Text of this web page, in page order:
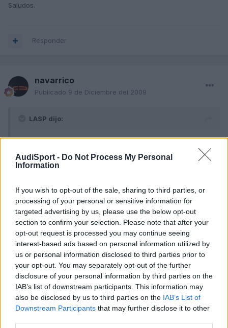
AudiSport - Do Not Process My Personal
Information
If you wish to opt-out of the sale, sharing to third parties, or
processing of your personal or sensitive information for
targeted advertising by us, please use the below opt-out
section to confirm your selection. Please note that after your
opt-out request is processed you may continue seeing
interest-based ads based on personal information utilized by
us or personal information disclosed to third parties prior to
your opt-out. You may separately opt-out of the further
disclosure of your personal information by third parties on the
IAB’s list of downstream participants. This information may
also be disclosed by us to third parties on the IAB’s List of
Downstream Participants that may further disclose it to other
Saludos.
Responder
navarrico
Publicado 9 de Diciembre del 2009
LASP dijo:
Hola, siento deciros a los dos que si os funciona asi
El mio tiene sensor de lluvia, y de hecho siempre le llevo en
cantidad de lluvia, un solo barrido ó de continuo, bien
despadio o bien rápido, pero siempre en función del agua
que caiga y tambien influye la velocidad del coche, pero a
120 ó 130 lo realiza perfecto.
Un saludo.
Pienso lo mismo.
Hubo muchas unidades con ese problema pero entre lo poco que
llueve y el desconocimiento a veces de ese mando....
A ver si alguien ha tenido el problema y ver cómo lo ha
solucionado.
Saludos